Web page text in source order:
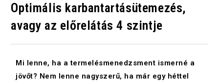
Optimális karbantartásütemezés,
avagy az előrelátás 4 szintje
Mi lenne, ha a termelésmenedzsment ismerné a
jövőt? Nem lenne nagyszerű, ha már egy héttel